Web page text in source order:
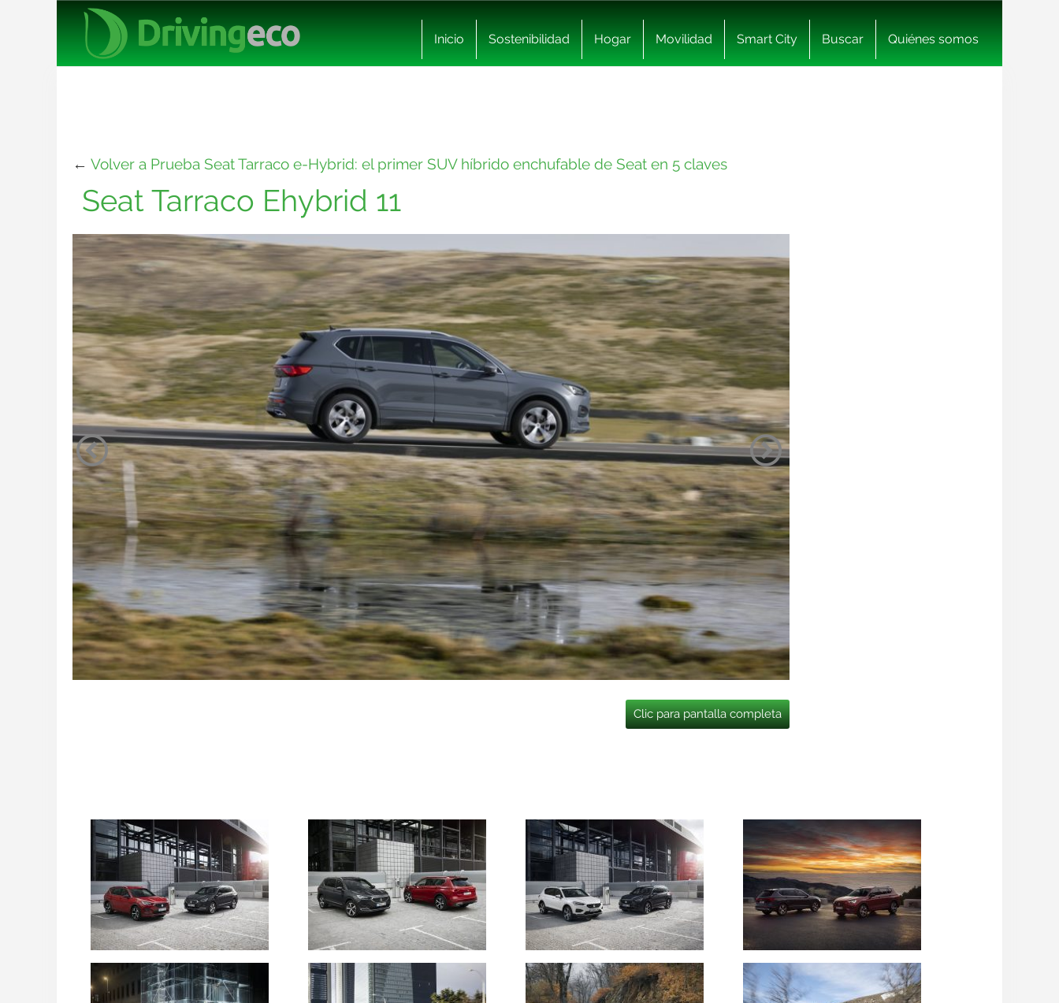
Inicio Sostenibilidad Hogar Movilidad Smart City Buscar Quiénes somos
← Volver a Prueba Seat Tarraco e-Hybrid: el primer SUV híbrido enchufable de Seat en 5 claves
Seat Tarraco Ehybrid 11
Clic para pantalla completa